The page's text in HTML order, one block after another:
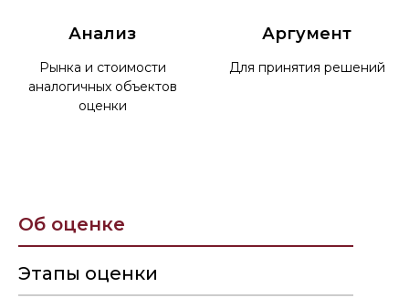
Анализ
Рынка и стоимости
аналогичных объектов
оценки
Аргумент
Для принятия решений
Об оценке
Этапы оценки